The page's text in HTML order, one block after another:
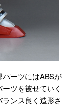
パーツにはABSが
ツを被せていく
ンス良く造形さ